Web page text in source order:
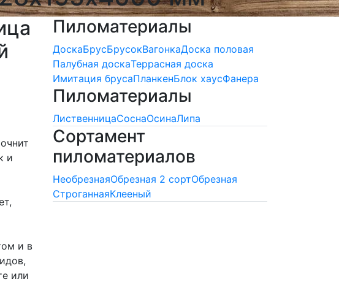
и
и в
или
Пиломатериалы
ДоскаБрусБрусокВагонкаДоска половая
Палубная доскаТеррасная доска
Имитация брусаПланкенБлок хаусФанера
Пиломатериалы
ЛиственницаСоснаОсинаЛипа
Сортамент
пиломатериалов
НеобрезнаяОбрезная 2 сортОбрезная
СтроганнаяКлееный